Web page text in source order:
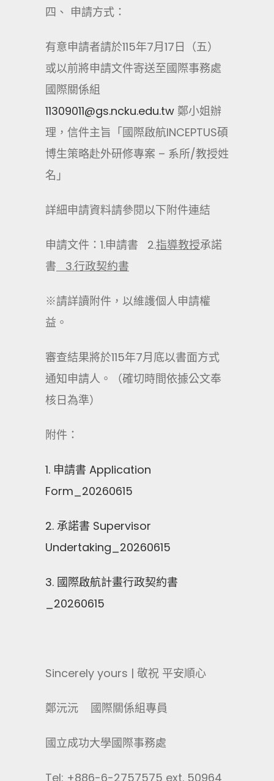
四、 申請方式：
有意申請者請於115年7月17日（五）
或以前將申請文件寄送至國際事務處
國際關係組
11309011@gs.ncku.edu.tw 鄭小姐辦
理，信件主旨「國際啟航INCEPTUS碩
博生策略赴外研修專案 – 系所/教授姓
名」
詳細申請資料請參閱以下附件連結
申請文件：1.申請書 2.指導教授承諾
書 3.行政契約書
※請詳讀附件，以維護個人申請權
益。
審查結果將於115年7月底以書面方式
通知申請人。（確切時間依據公文奉
核日為準）
附件：
1. 申請書 Application
Form_20260615
2. 承諾書 Supervisor
Undertaking_20260615
3. 國際啟航計畫行政契約書
_20260615
Sincerely yours | 敬祝 平安順心
鄭沅沅 國際關係組專員
國立成功大學國際事務處
Tel: +886-6-2757575 ext. 50964